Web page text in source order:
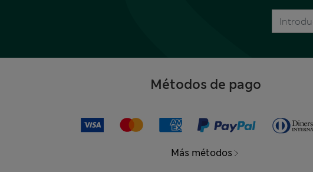
Métodos de pago
Más métodos